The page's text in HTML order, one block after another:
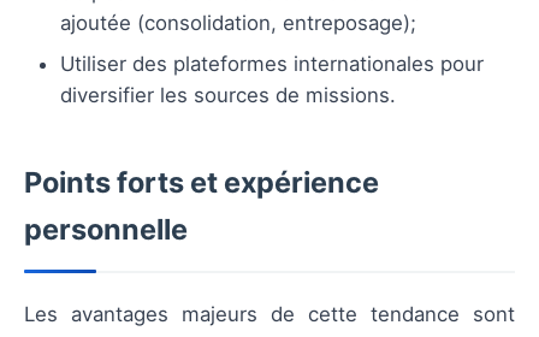
ajoutée (consolidation, entreposage);
Utiliser des plateformes internationales pour
diversifier les sources de missions.
Points forts et expérience
personnelle
Les avantages majeurs de cette tendance sont